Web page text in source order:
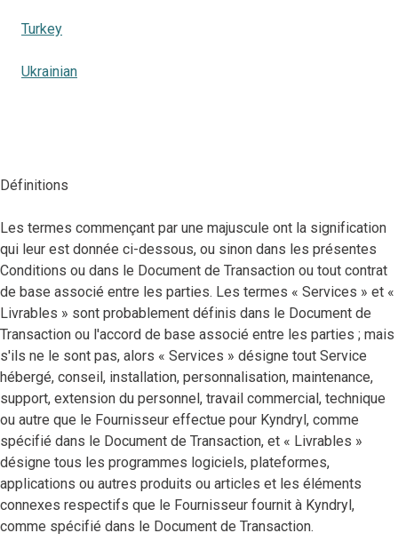
Turkey
Ukrainian
Définitions
Les termes commençant par une majuscule ont la signification
qui leur est donnée ci-dessous, ou sinon dans les présentes
Conditions ou dans le Document de Transaction ou tout contrat
de base associé entre les parties. Les termes « Services » et «
Livrables » sont probablement définis dans le Document de
Transaction ou l'accord de base associé entre les parties ; mais
s'ils ne le sont pas, alors « Services » désigne tout Service
hébergé, conseil, installation, personnalisation, maintenance,
support, extension du personnel, travail commercial, technique
ou autre que le Fournisseur effectue pour Kyndryl, comme
spécifié dans le Document de Transaction, et « Livrables »
désigne tous les programmes logiciels, plateformes,
applications ou autres produits ou articles et les éléments
connexes respectifs que le Fournisseur fournit à Kyndryl,
comme spécifié dans le Document de Transaction.